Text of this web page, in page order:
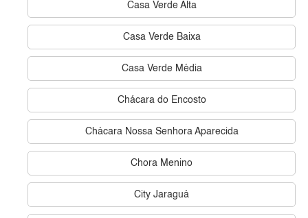
Casa Verde Alta
Casa Verde Baixa
Casa Verde Média
Chácara do Encosto
Chácara Nossa Senhora Aparecida
Chora Menino
City Jaraguá